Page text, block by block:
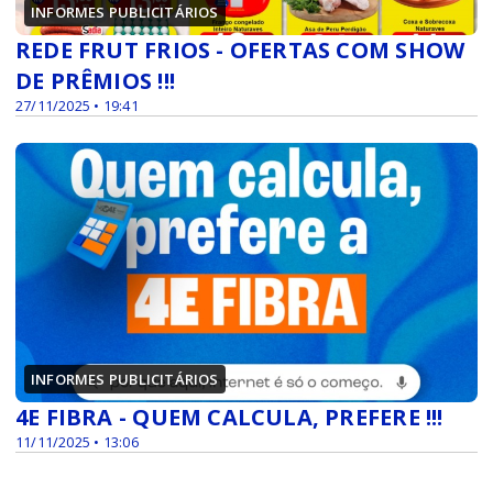
INFORMES PUBLICITÁRIOS
27/11/2025 • 19:41
REDE FRUT FRIOS - OFERTAS COM SHOW
DE PRÊMIOS !!!
INFORMES PUBLICITÁRIOS
11/11/2025 • 13:06
4E FIBRA - QUEM CALCULA, PREFERE !!!